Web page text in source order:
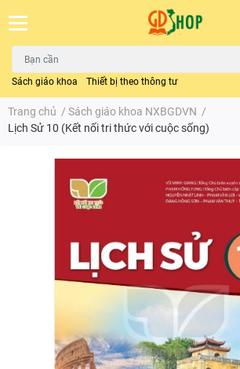
Sách giáo khoa Thiết bị theo thông tư
Trang chủ / Sách giáo khoa NXBGDVN /
Lịch Sử 10 (Kết nối tri thức với cuộc sống)